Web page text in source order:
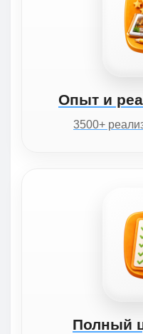
Опыт и
3500+
Полный